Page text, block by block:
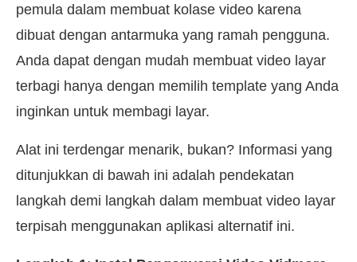
pemula dalam membuat kolase video karena
dibuat dengan antarmuka yang ramah pengguna.
Anda dapat dengan mudah membuat video layar
terbagi hanya dengan memilih template yang Anda
inginkan untuk membagi layar.
Alat ini terdengar menarik, bukan? Informasi yang
ditunjukkan di bawah ini adalah pendekatan
langkah demi langkah dalam membuat video layar
terpisah menggunakan aplikasi alternatif ini.